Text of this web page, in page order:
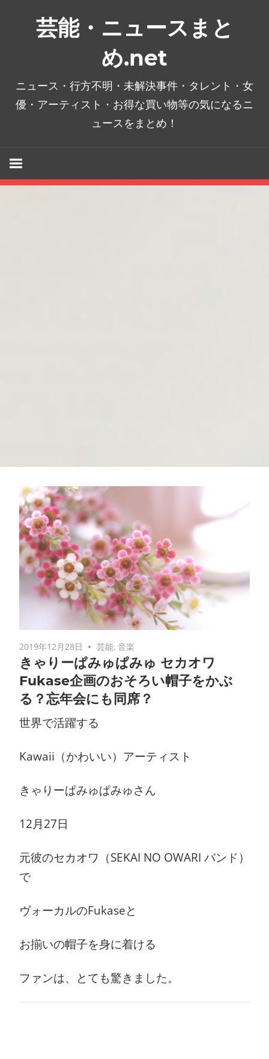
芸能・ニュースまと
め.net
ニュース・行方不明・未解決事件・タレント・女
優・アーティスト・お得な買い物等の気になるニ
ュースをまとめ！
2019年12月28日 芸能,音楽
きゃりーぱみゅぱみゅ セカオワ
Fukase企画のおそろい帽子をかぶ
る？忘年会にも同席？
世界で活躍する
Kawaii（かわいい）アーティスト
きゃりーぱみゅぱみゅさん
12月27日
元彼のセカオワ（SEKAI NO OWARI バンド）
で
ヴォーカルのFukaseと
お揃いの帽子を身に着ける
ファンは、とても驚きました。